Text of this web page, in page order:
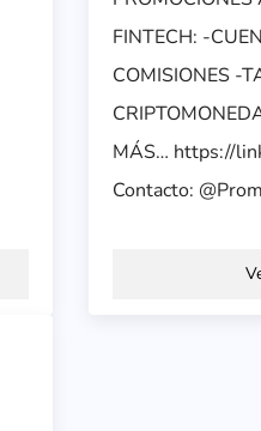
FINTECH: -
COMISIONES -
MÁS… https://
Contacto: